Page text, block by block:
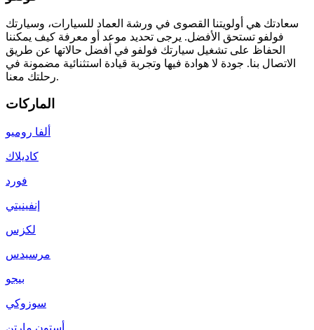
سعادتك هي أولويتنا القصوى في ورشة العماد للسيارات، وسيارتك
فولفو تستحق الأفضل. يرجى تحديد موعد أو معرفة كيف يمكننا
الحفاظ على تشغيل سيارتك فولفو في أفضل حالاتها عن طريق
الاتصال بنا. جودة لا هوادة فيها وتجربة قيادة استثنائية مضمونة في
رحلتك معنا.
الماركات
ألفا روميو
كاديلاك
فورد
إنفينيتي
لكزس
مرسيدس
بيجو
سوزوكي
أستون مارتن